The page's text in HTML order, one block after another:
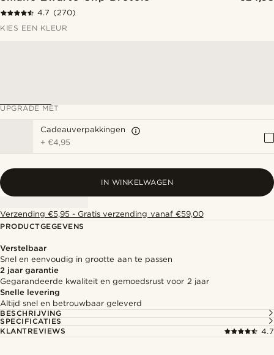
4.7 (270)
KIES EEN KLEUR
UPGRADE MET
Cadeauverpakkingen
+€4,95
IN WINKELWAGEN
Verzending €5,95 - Gratis verzending vanaf €59,00
PRODUCTGEGEVENS
Verstelbaar
Snel en eenvoudig in grootte aan te passen
2 jaar garantie
Gegarandeerde kwaliteit en gemoedsrust voor 2 jaar
Snelle levering
Altijd snel en betrouwbaar geleverd
BESCHRIJVING
SPECIFICATIES
KLANTREVIEWS
4.7